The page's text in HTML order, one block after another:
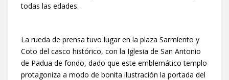
todas las edades.
La rueda de prensa tuvo lugar en la plaza Sarmiento y
Coto del casco histórico, con la Iglesia de San Antonio
de Padua de fondo, dado que este emblemático templo
protagoniza a modo de bonita ilustración la portada del